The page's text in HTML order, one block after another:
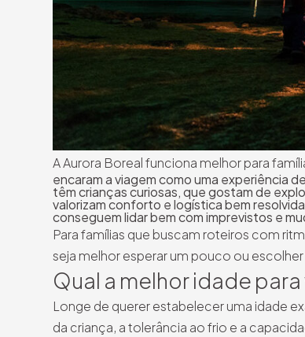
A Aurora Boreal funciona melhor para
encaram a viagem como uma experiência
têm crianças curiosas, que gostam de
valorizam conforto e logística bem
conseguem lidar bem com imprevistos e
Para famílias que buscam roteiros com
seja melhor esperar um pouco ou
Qual a melhor idade
Longe de querer estabelecer uma idade
da criança, a tolerância ao frio e a